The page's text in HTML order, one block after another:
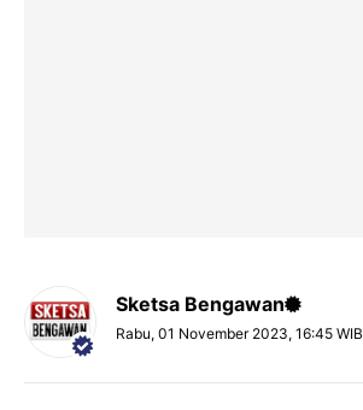
Sketsa Bengawan
Rabu, 01 November 2023, 16:45 WIB